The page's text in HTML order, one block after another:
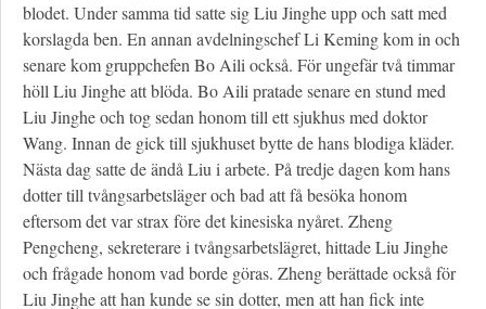
blodet. Under samma tid satte sig Liu Jinghe upp och satt med
korslagda ben. En annan avdelningschef Li Keming kom in och
senare kom gruppchefen Bo Aili också. För ungefär två timmar
höll Liu Jinghe att blöda. Bo Aili pratade senare en stund med
Liu Jinghe och tog sedan honom till ett sjukhus med doktor
Wang. Innan de gick till sjukhuset bytte de hans blodiga kläder.
Nästa dag satte de ändå Liu i arbete. På tredje dagen kom hans
dotter till tvångsarbetsläger och bad att få besöka honom
eftersom det var strax före det kinesiska nyåret. Zheng
Pengcheng, sekreterare i tvångsarbetslägret, hittade Liu Jinghe
och frågade honom vad borde göras. Zheng berättade också för
Liu Jinghe att han kunde se sin dotter, men att han fick inte